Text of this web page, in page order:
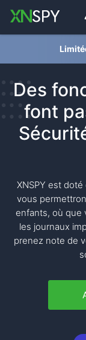
Des
font
XNSPY est
vous
enfants, où que
les journaux
prenez note de